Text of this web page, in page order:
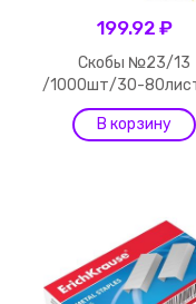
199.92 ₽
Скобы №23/13
/1000шт/30-